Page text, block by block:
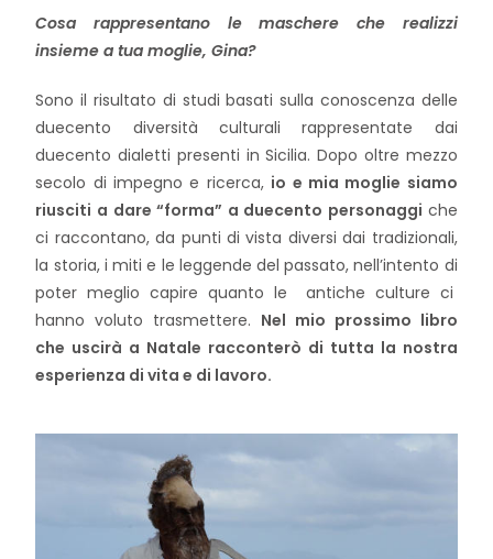
Cosa rappresentano le maschere che realizzi
insieme a tua moglie, Gina?
Sono il risultato di studi basati sulla conoscenza delle
duecento diversità culturali rappresentate dai
duecento dialetti presenti in Sicilia. Dopo oltre mezzo
secolo di impegno e ricerca, io e mia moglie siamo
riusciti a dare “forma” a duecento personaggi che
ci raccontano, da punti di vista diversi dai tradizionali,
la storia, i miti e le leggende del passato, nell’intento di
poter meglio capire quanto le antiche culture ci
hanno voluto trasmettere. Nel mio prossimo libro
che uscirà a Natale racconterò di tutta la nostra
esperienza di vita e di lavoro.